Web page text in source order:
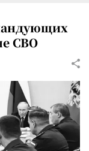
СВО